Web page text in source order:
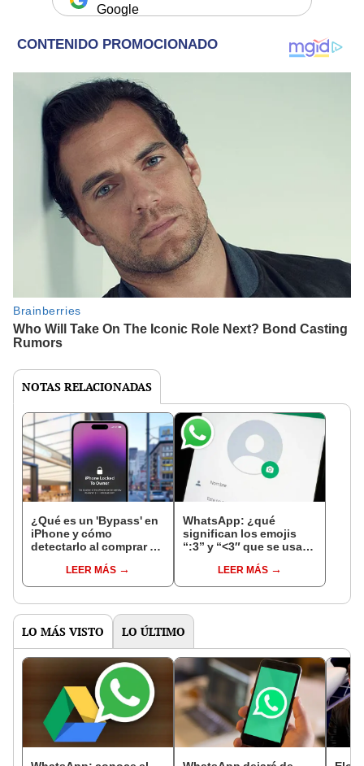
Google
NOTAS RELACIONADAS
¿Qué es un 'Bypass' en
iPhone y cómo
detectarlo al comprar un
LEER MÁS
WhatsApp: ¿qué
significan los emojis
“:3” y “<3″ que se usan
LEER MÁS
LO MÁS VISTO LO ÚLTIMO